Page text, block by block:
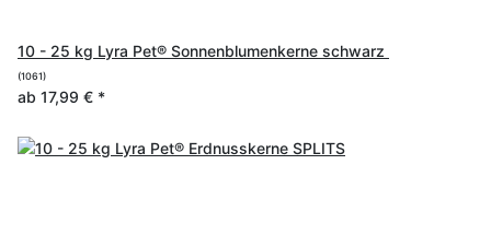
10 - 25 kg Lyra Pet® Sonnenblumenkerne schwarz
(1061)
ab 17,99 € *